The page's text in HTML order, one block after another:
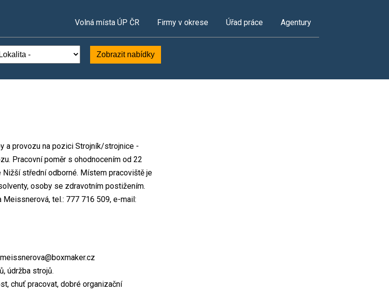
Volná místa ÚP ČR Firmy v okrese Úřad práce Agentury
Zobrazit nabídky
a provozu na pozici Strojník/strojnice -
Pracovní poměr s ohodnocením od 22
střední odborné. Místem pracoviště je
osoby se zdravotním postižením.
tel.: 777 716 509, e-mail:
údržba strojů.
chuť pracovat, dobré organizační